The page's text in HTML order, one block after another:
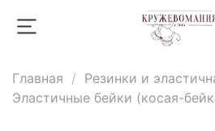
Главная
Резинки и
Эластичные бейки (косая-